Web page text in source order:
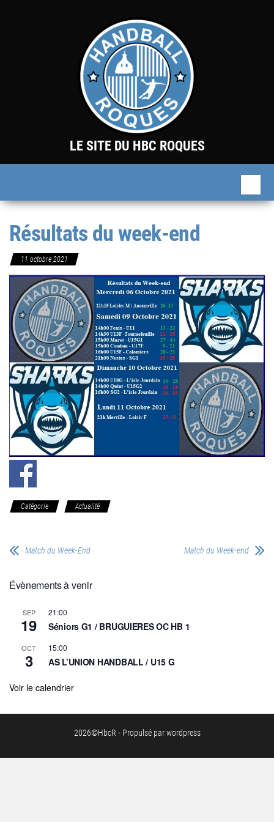
LE SITE DU HBC ROQUES
Résultats du week-end
11 octobre 2021
Catégorie Actualité
Match du Week-End Match du Week-end
Évènements à venir
SEP
19
21:00
Séniors G1 / BRUGUIERES OC HB 1
OCT
3
15:00
AS L’UNION HANDBALL / U15 G
Voir le calendrier
2026©HbcR - Propulsé par wordpress